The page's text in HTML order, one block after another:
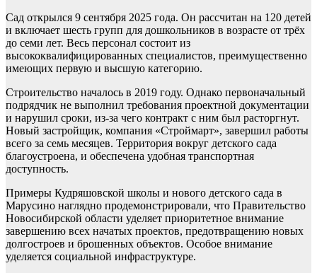
Сад открылся 9 сентября 2025 года. Он рассчитан на 120 детей
и включает шесть групп для дошкольников в возрасте от трёх
до семи лет. Весь персонал состоит из
высококвалифицированных специалистов, преимущественно
имеющих первую и высшую категорию.
Строительство началось в 2019 году. Однако первоначальный
подрядчик не выполнил требования проектной документации
и нарушил сроки, из-за чего контракт с ним был расторгнут.
Новый застройщик, компания «Строймарт», завершил работы
всего за семь месяцев. Территория вокруг детского сада
благоустроена, и обеспечена удобная транспортная
доступность.
Примеры Кудряшовской школы и нового детского сада в
Марусино наглядно продемонстрировали, что Правительство
Новосибирской области уделяет приоритетное внимание
завершению всех начатых проектов, предотвращению новых
долгостроев и брошенных объектов. Особое внимание
уделяется социальной инфраструктуре.